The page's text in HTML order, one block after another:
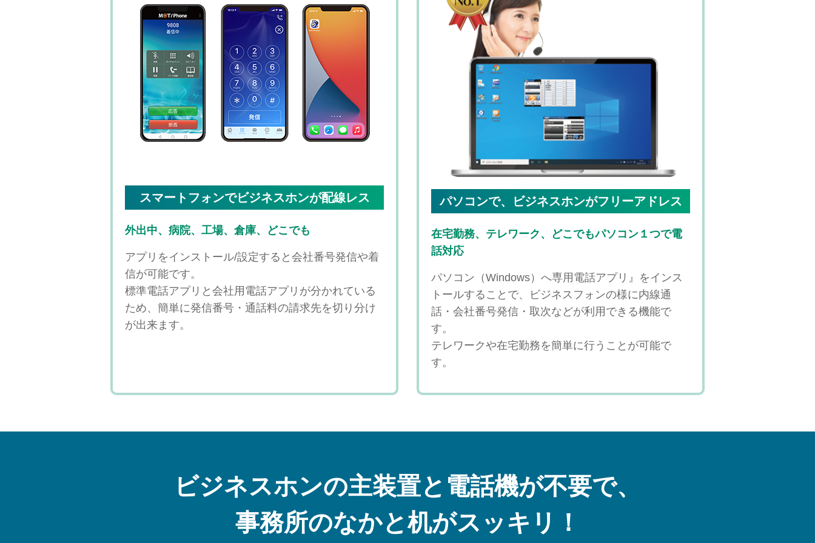
スマートフォンでビジネスホンが配線レス
外出中、病院、工場、倉庫、どこでも
アプリをインストール/設定すると会社番号発信や着
信が可能です。
標準電話アプリと会社用電話アプリが分かれている
ため、簡単に発信番号・通話料の請求先を切り分け
が出来ます。
パソコンで、ビジネスホンがフリーアドレス
在宅勤務、テレワーク、どこでもパソコン１つで電
話対応
パソコン（Windows）へ専用電話アプリ』をインス
トールすることで、ビジネスフォンの様に内線通
話・会社番号発信・取次などが利用できる機能で
す。
テレワークや在宅勤務を簡単に行うことが可能で
す。
ビジネスホンの主装置と電話機が不要で、
事務所のなかと机がスッキリ！